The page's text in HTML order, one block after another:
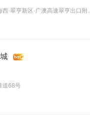
西·翠亨新区·广澳高速翠亨出口附
道68号